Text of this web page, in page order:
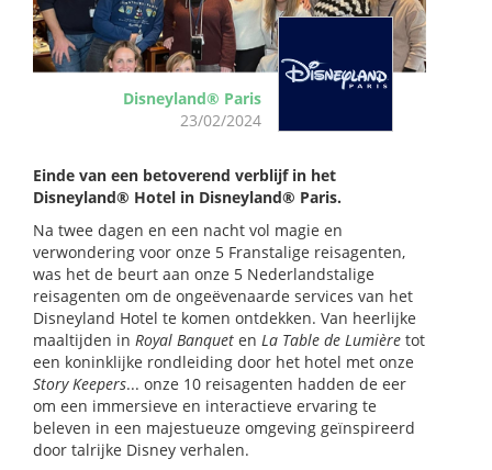
Disneyland® Paris
23/02/2024
Einde van een betoverend verblijf in het
Disneyland® Hotel in Disneyland® Paris.
Na twee dagen en een nacht vol magie en
verwondering voor onze 5 Franstalige reisagenten,
was het de beurt aan onze 5 Nederlandstalige
reisagenten om de ongeëvenaarde services van het
Disneyland Hotel te komen ontdekken. Van heerlijke
maaltijden in Royal Banquet en La Table de Lumière tot
een koninklijke rondleiding door het hotel met onze
Story Keepers... onze 10 reisagenten hadden de eer
om een immersieve en interactieve ervaring te
beleven in een majestueuze omgeving geïnspireerd
door talrijke Disney verhalen.